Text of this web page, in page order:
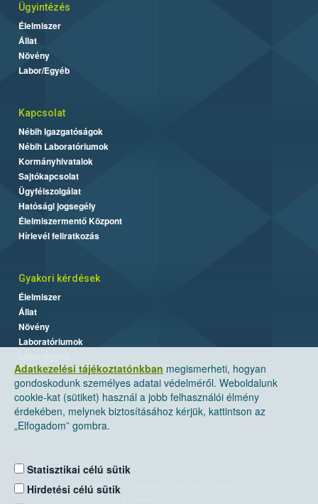
Adatkezelési tájékoztatónkban megismerheti, hogyan
gondoskodunk személyes adatai védelméről. Weboldalunk
cookie-kat (sütiket) használ a jobb felhasználói élmény
érdekében, melynek biztosításához kérjük, kattintson az
„Elfogadom” gombra.
Statisztikai célú sütik
Hirdetési célú sütik
Ügyintézés
Élelmiszer
Állat
Növény
Labor/Egyéb
Kapcsolat
Nébih Igazgatóságok
Nébih Laboratóriumok
Kormányhivatalok
Sajtókapcsolat
Ügyfélszolgálat
Hatósági jogsegély
Élelmiszermentő Központ
Hírlevél feliratkozás
Gyakori kérdések
Élelmiszer
Állat
Növény
Laboratóriumok
Nemzeti Élelmiszerlánc-biztonsági Hivatal